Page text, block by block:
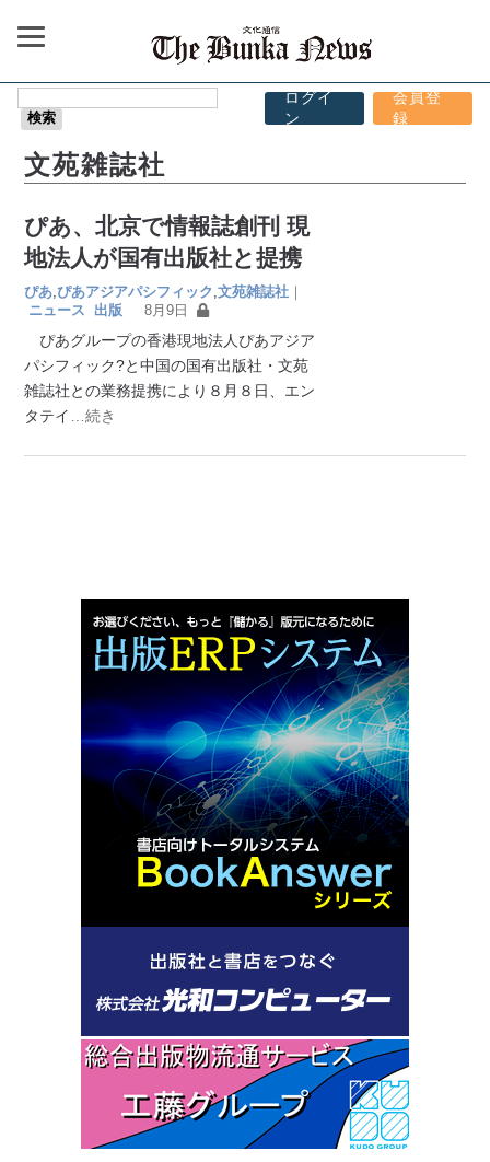
ログイ
ン
会員登
録
文苑雑誌社
ぴあ、北京で情報誌創刊 現
地法人が国有出版社と提携
ぴあ ,ぴあアジアパシフィック ,文苑雑誌社 ｜
ニュース
出版 8月9日
ぴあグループの香港現地法人ぴあアジア
パシフィック?と中国の国有出版社・文苑
雑誌社との業務提携により８月８日、エン
タテイ
…続き